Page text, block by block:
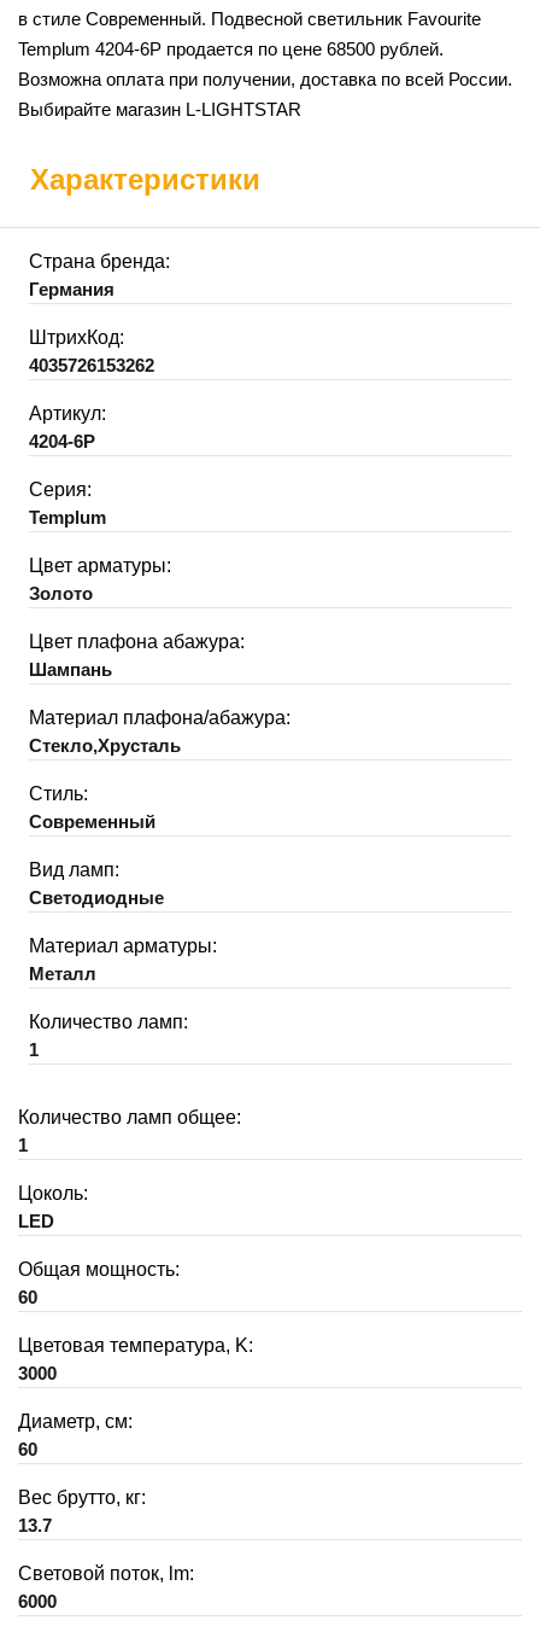
в стиле Современный. Подвесной светильник Favourite
Templum 4204-6P продается по цене 68500 рублей.
Возможна оплата при получении, доставка по всей России.
Выбирайте магазин L-LIGHTSTAR
Характеристики
Страна бренда:
Германия
ШтрихКод:
4035726153262
Артикул:
4204-6P
Серия:
Templum
Цвет арматуры:
Золото
Цвет плафона абажура:
Шампань
Материал плафона/абажура:
Стекло,Хрусталь
Стиль:
Современный
Вид ламп:
Светодиодные
Материал арматуры:
Металл
Количество ламп:
1
Количество ламп общее:
1
Цоколь:
LED
Общая мощность:
60
Цветовая температура, K:
3000
Диаметр, см:
60
Вес брутто, кг:
13.7
Световой поток, lm:
6000